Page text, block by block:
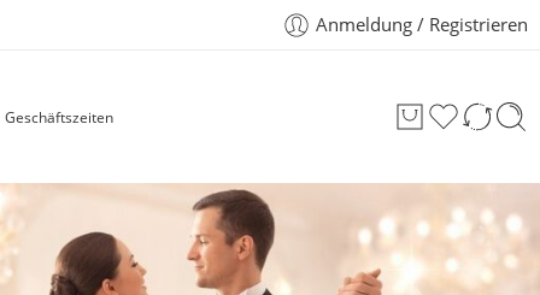
Anmeldung / Registrieren
Geschäftszeiten